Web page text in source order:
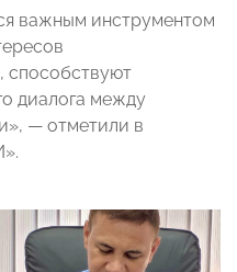
важным инструментом
способствуют
диалога между
— отметили в